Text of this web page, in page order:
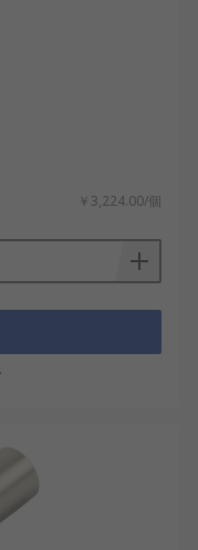
ています。
、高品質の素
命が保証され
￥3,224.00/個